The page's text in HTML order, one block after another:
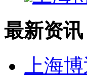
最新资讯
上海